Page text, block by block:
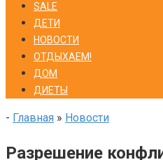
SALE
ДЕТИ
НОВОСТИ
ОТДЫХАЕМ!
ДОМ
ДИЕТЫ
- Главная » Новости
Разрешение